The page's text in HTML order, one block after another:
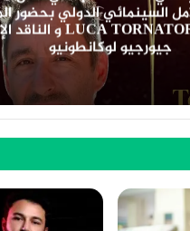
الافريقية يعرض فيلم ” تمساح
الهناجر السبت المقبل